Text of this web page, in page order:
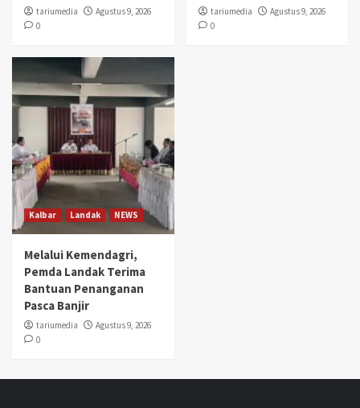
tariumedia
Agustus 9, 2026
0
tariumedia
Agustus 9, 2026
0
Kalbar Landak NEWS
Melalui Kemendagri,
Pemda Landak Terima
Bantuan Penanganan
Pasca Banjir
tariumedia
Agustus 9, 2026
0